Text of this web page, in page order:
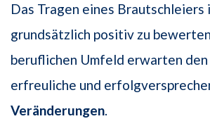
Das Tragen eines Brautschleiers
grundsätzlich positiv zu
beruflichen Umfeld erwarten den
erfreuliche und
Veränderungen.